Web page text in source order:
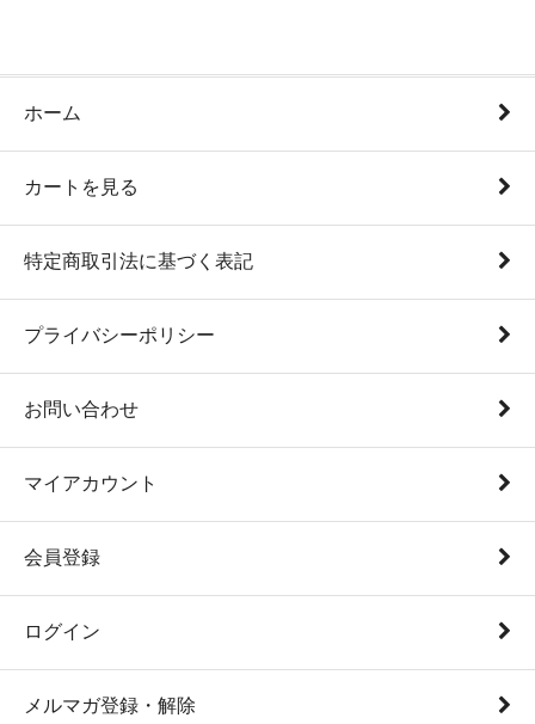
ホーム
カートを見る
特定商取引法に基づく表記
プライバシーポリシー
お問い合わせ
マイアカウント
会員登録
ログイン
メルマガ登録・解除